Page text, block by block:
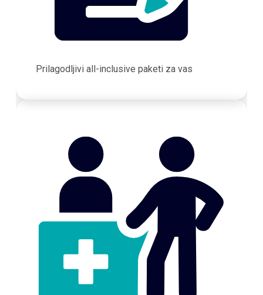
Prilagodljivi all-inclusive paketi za vas